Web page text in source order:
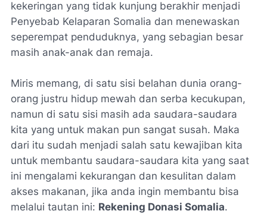
kekeringan yang tidak kunjung berakhir menjadi
Penyebab Kelaparan Somalia dan menewaskan
seperempat penduduknya, yang sebagian besar
masih anak-anak dan remaja.
Miris memang, di satu sisi belahan dunia orang-
orang justru hidup mewah dan serba kecukupan,
namun di satu sisi masih ada saudara-saudara
kita yang untuk makan pun sangat susah. Maka
dari itu sudah menjadi salah satu kewajiban kita
untuk membantu saudara-saudara kita yang saat
ini mengalami kekurangan dan kesulitan dalam
akses makanan, jika anda ingin membantu bisa
melalui tautan ini: Rekening Donasi Somalia.